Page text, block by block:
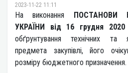
2023-11-22 11:11
На виконання ПОСТАНОВИ
УКРАЇНИ від 16 грудня
обґрунтування технічних та
предмета закупівлі, його
розміру бюджетного призначення.